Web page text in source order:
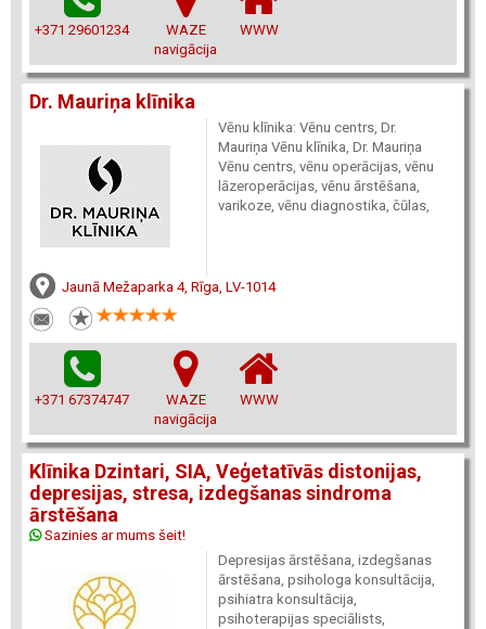
+371 29601234
WAZE
navigācija
WWW
Dr. Mauriņa klīnika
Vēnu klīnika: Vēnu centrs, Dr.
Mauriņa Vēnu klīnika, Dr. Mauriņa
Vēnu centrs, vēnu operācijas, vēnu
lāzeroperācijas, vēnu ārstēšana,
varikoze, vēnu diagnostika, čūlas,
Jaunā Mežaparka 4, Rīga, LV-1014
+371 67374747
WAZE
navigācija
WWW
Klīnika Dzintari, SIA, Veģetatīvās distonijas,
depresijas, stresa, izdegšanas sindroma
ārstēšana
Sazinies ar mums šeit!
Depresijas ārstēšana, izdegšanas
ārstēšana, psihologa konsultācija,
psihiatra konsultācija,
psihoterapijas speciālists,